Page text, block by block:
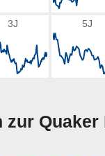
3J 5J
zur Quaker